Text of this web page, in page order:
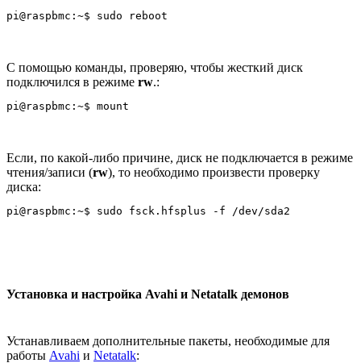
С помощью команды, проверяю, чтобы жесткий диск
подключился в режиме rw.:
Если, по какой-либо причине, диск не подключается в режиме
чтения/записи (rw), то необходимо произвести проверку
диска:
Установка и настройка Avahi и Netatalk демонов
Устанавливаем дополнительные пакеты, необходимые для
работы Avahi и Netatalk: